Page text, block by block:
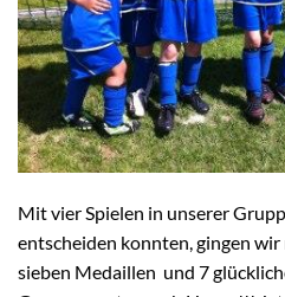
Mit vier Spielen in unserer
entscheiden konnten, gingen
sieben Medaillen und 7